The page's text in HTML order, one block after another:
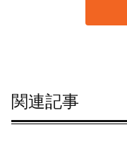
関連記事